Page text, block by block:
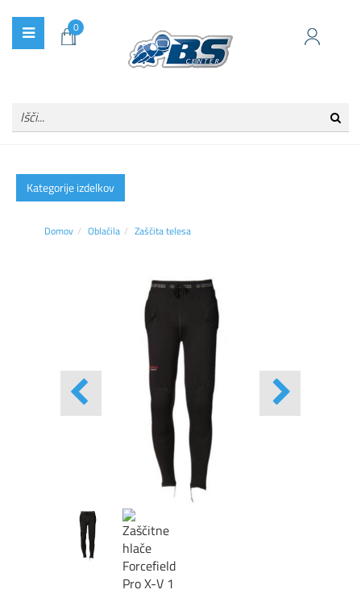
0
Kategorije izdelkov
Domov Oblačila Zaščita telesa